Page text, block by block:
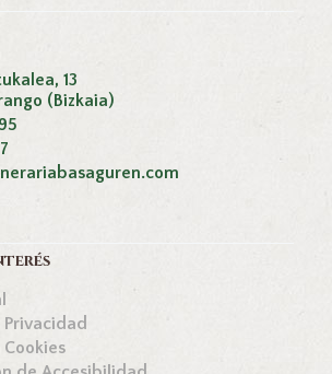
13
(Bizkaia)